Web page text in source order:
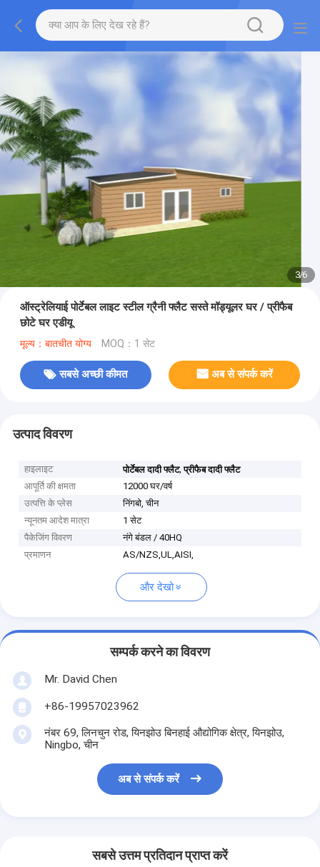
3/6
ऑस्ट्रेलियाई पोर्टेबल लाइट स्टील ग्रैनी फ्लैट सस्ते मॉड्यूलर घर / प्रीफैब
छोटे घर एडीयू
मूल्य：बातचीत योग्य MOQ：1 सेट
सबसे अच्छी कीमत अब से संपर्क करें
उत्पाद विवरण
हाइलाइट पोर्टेबल दादी फ्लैट,प्रीफैब दादी फ्लैट
आपूर्ति की क्षमता
12000 घर/वर्ष
उत्पत्ति के प्लेस
निंगबो, चीन
न्यूनतम आदेश मात्रा
1 सेट
पैकेजिंग विवरण
नंगे बंडल / 40HQ
प्रमाणन
AS/NZS,UL,AISI,
और देखो
सम्पर्क करने का विवरण
Mr. David Chen
+86-19957023962
नंबर 69, लिनचुन रोड, यिनझोउ बिनहाई औद्योगिक क्षेत्र, यिनझोउ,
Ningbo, चीन
अब से संपर्क करें
सबसे उत्तम प्रतिदान प्राप्त करें